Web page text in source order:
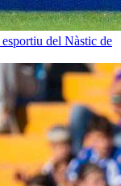
del Nàstic de